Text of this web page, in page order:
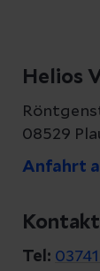
Helios
08529
Anfahrt
Kontakt
Tel: